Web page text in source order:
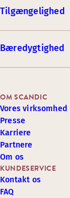
Tilgængelighed
Bæredygtighed
KUNDESERVICE
Kontakt os
FAQ
OM SCANDIC
Vores virksomhed
Presse
Karriere
Partnere
Om os